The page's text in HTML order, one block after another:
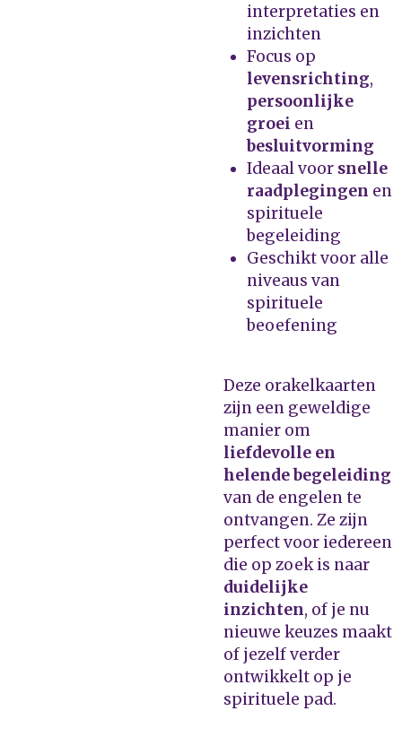
interpretaties en
inzichten
Focus op
levensrichting,
persoonlijke
groei en
besluitvorming
Ideaal voor snelle
raadplegingen en
spirituele
begeleiding
Geschikt voor alle
niveaus van
spirituele
beoefening
Deze orakelkaarten
zijn een geweldige
manier om
liefdevolle en
helende begeleiding
van de engelen te
ontvangen. Ze zijn
perfect voor iedereen
die op zoek is naar
duidelijke
inzichten, of je nu
nieuwe keuzes maakt
of jezelf verder
ontwikkelt op je
spirituele pad.